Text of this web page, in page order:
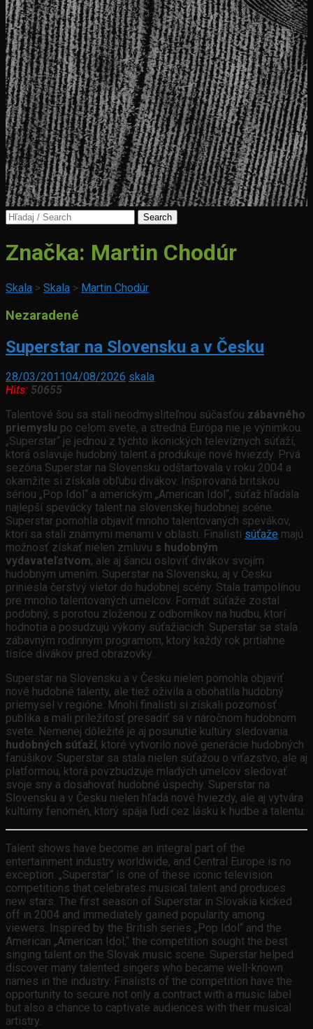
Search
Značka: Martin Chodúr
Skala > Skala > Martin Chodúr
Nezaradené
Superstar na Slovensku a v Česku
28/03/201104/08/2026 skala
Hits: 50655
Talentové šou sa stali neodmysliteľnou súčasťou zábavného
priemyslu po celom svete, a stredná Európa nie je výnimkou.
„Superstar“ je jednou z týchto ikonických televíznych súťaží,
ktorá oslavuje hudobný talent a produkuje nové hviezdy. Prvá
sezóna Superstar na Slovensku odštartovala v roku 2004 a
okamžite si získala obľubu divákov. Inšpirovaná britskou
sériou „Pop Idol“ a americkým „American Idol“, súťaž hľadala
najlepší spevácky talent na slovenskej hudobnej scéne.
Superstar pomohla objaviť mnoho talentovaných spevákov,
ktorí sa stali známymi menami v oblasti. Finalisti súťaže majú
možnosť získať nielen zmluvu s hudobným
vydavateľstvom, ale aj šancu osloviť divákov svojím
hudobným umením. Superstar na Slovensku, aj v Česku
priniesla čerstvý vietor do hudobnej scény. Stala trampolínou
pre mnoho talentovaných umelcov. Formát súťaže zostal
podobný, s porotou zloženou z odborníkov na hudbu, ktorí
hodnotia a posudzujú výkony súťažiacich. Superstar sa stala
zábavným rodinným programom, ktorý každý rok pritiahne
tisíce divákov pred obrazovky.
Superstar na Slovensku a v Česku nielen pomohla objaviť
nové hudobné talenty, ale tiež oživila a obohatila hudobný
priemysel v regióne. Mnohí finalisti si získali pozornosť
publika a mali príležitosť presadiť sa v náročnom hudobnom
svete. Nemenej dôležité je aj posunutie kultúry sledovania
hudobných súťaží, ktoré vytvorilo nové generácie hudobných
fanúšikov. Superstar sa stala nielen súťažou o víťazstvo, ale aj
platformou, ktorá povzbudzuje mladých umelcov sledovať
svoje sny a dosahovať hudobné úspechy. Superstar na
Slovensku a v Česku nielen hľadá nové hviezdy, ale aj vytvára
kultúrny fenomén, ktorý spája ľudí cez lásku k hudbe a talentu.
Talent shows have become an integral part of the
entertainment industry worldwide, and Central Europe is no
exception. „Superstar“ is one of these iconic television
competitions that celebrates musical talent and produces
new stars. The first season of Superstar in Slovakia kicked
off in 2004 and immediately gained popularity among
viewers. Inspired by the British series „Pop Idol“ and the
American „American Idol,“ the competition sought the best
singing talent on the Slovak music scene. Superstar helped
discover many talented singers who became well-known
names in the industry. Finalists of the competition have the
opportunity to secure not only a contract with a music label
but also a chance to captivate audiences with their musical
artistry.